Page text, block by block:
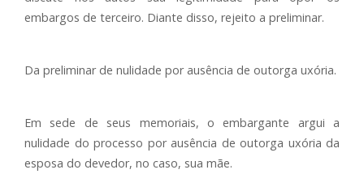
embargos de terceiro. Diante disso, rejeito a preliminar.
Da preliminar de nulidade por ausência de outorga uxória.
Em sede de seus memoriais, o embargante argui a
nulidade do processo por ausência de outorga uxória da
esposa do devedor, no caso, sua mãe.